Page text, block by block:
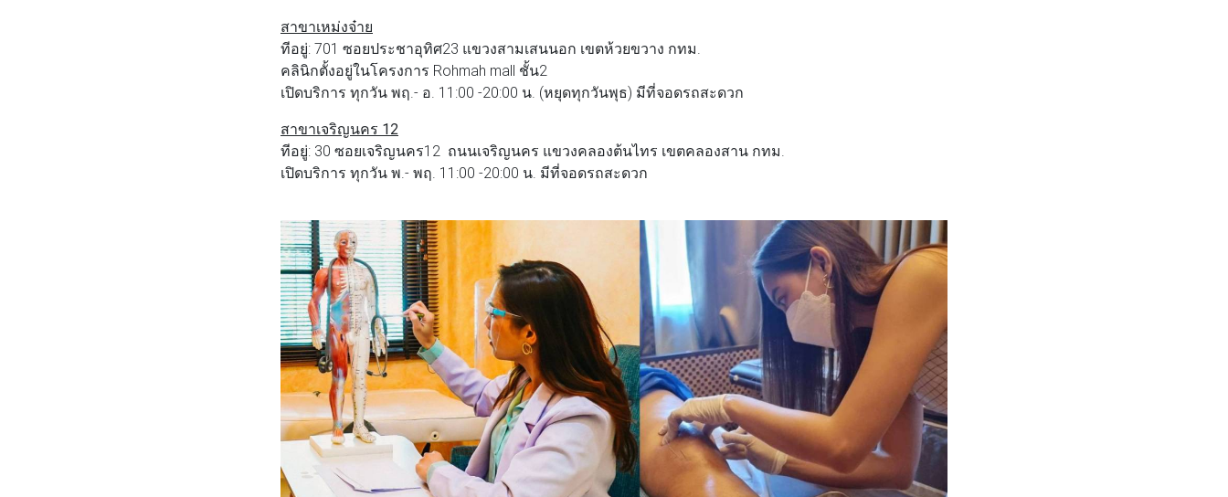
สาขาเหม่งจ๋าย
ทีอยู่: 701 ซอยประชาอุทิศ23 แขวงสามเสนนอก เขตห้วยขวาง กทม.
คลินิกตั้งอยู่ในโครงการ Rohmah mall ชั้น2
เปิดบริการ ทุกวัน พฤ.- อ. 11:00 -20:00 น. (หยุดทุกวันพุธ) มีที่จอดรถสะดวก
สาขาเจริญนคร 12
ทีอยู่: 30 ซอยเจริญนคร12 ถนนเจริญนคร แขวงคลองต้นไทร เขตคลองสาน กทม.
เปิดบริการ ทุกวัน พ.- พฤ. 11:00 -20:00 น. มีที่จอดรถสะดวก